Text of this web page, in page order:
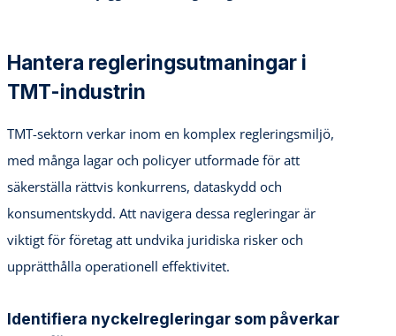
Hantera regleringsutmaningar i
TMT-industrin
TMT-sektorn verkar inom en komplex regleringsmiljö,
med många lagar och policyer utformade för att
säkerställa rättvis konkurrens, dataskydd och
konsumentskydd. Att navigera dessa regleringar är
viktigt för företag att undvika juridiska risker och
upprätthålla operationell effektivitet.
Identifiera nyckelregleringar som påverkar